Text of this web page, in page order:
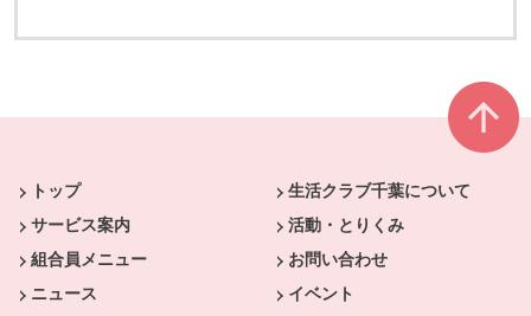
トップ
生活クラブ千葉について
サービス案内
活動・とりくみ
組合員メニュー
お問い合わせ
ニュース
イベント